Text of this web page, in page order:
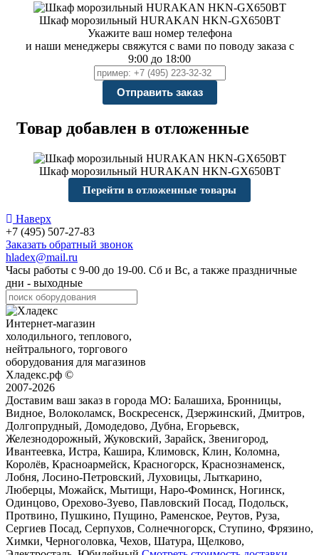
Шкаф морозильный HURAKAN HKN-GX650BT
Укажите ваш номер телефона
и наши менеджеры свяжутся с вами по поводу заказа с
9:00 до 18:00
Товар добавлен в отложенные
Шкаф морозильный HURAKAN HKN-GX650BT
Перейти в отложенные товары
Наверх
+7 (495) 507-27-83
Заказать обратный звонок
hladex@mail.ru
Часы работы с 9-00 до 19-00. Сб и Вс, а также праздничные
дни - выходные
Интернет-магазин
холодильного, теплового,
нейтрального, торгового
оборудования для магазинов
Хладекс.рф ©
2007-2026
Доставим ваш заказ в города МО: Балашиха, Бронницы,
Видное, Волоколамск, Воскресенск, Дзержинский, Дмитров,
Долгопрудный, Домодедово, Дубна, Егорьевск,
Железнодорожный, Жуковский, Зарайск, Звенигород,
Ивантеевка, Истра, Кашира, Климовск, Клин, Коломна,
Королёв, Красноармейск, Красногорск, Краснознаменск,
Лобня, Лосино-Петровский, Луховицы, Лыткарино,
Люберцы, Можайск, Мытищи, Наро-Фоминск, Ногинск,
Одинцово, Орехово-Зуево, Павловский Посад, Подольск,
Протвино, Пушкино, Пущино, Раменское, Реутов, Руза,
Сергиев Посад, Серпухов, Солнечногорск, Ступино, Фрязино,
Химки, Черноголовка, Чехов, Шатура, Щелково,